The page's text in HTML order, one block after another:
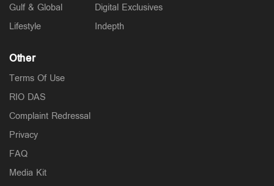
Gulf & Global
Lifestyle
Digital Exclusives
Indepth
Other
Terms Of Use
RIO DAS
Complaint Redressal
Privacy
FAQ
Media Kit